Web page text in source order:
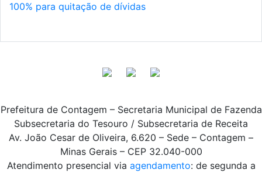
100% para quitação de dívidas
Prefeitura de Contagem – Secretaria Municipal de Fazenda
Subsecretaria do Tesouro / Subsecretaria de Receita
Av. João Cesar de Oliveira, 6.620 – Sede – Contagem –
Minas Gerais – CEP 32.040-000
Atendimento presencial via agendamento: de segunda a